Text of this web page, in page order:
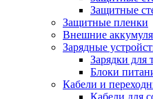
Защитные
Защитные пленки
Внешние
Зарядные
Зарядки для
Блоки
Кабели и
Кабели для